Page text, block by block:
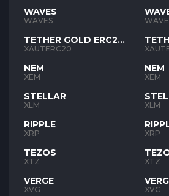
WAVES
WAVES
TETHER GOLD ERC20
XAUT
XAUTERC20
NEM
XEM
STELLAR
XLM
RIPPLE
XRP
TEZOS
XTZ
VERGE
XVG
NEM
XEM
XLM
XRP
XTZ
XVG